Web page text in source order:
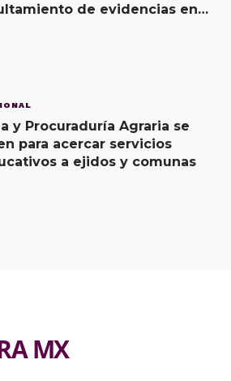
de evidencias en
y Procuraduría Agraria se
para acercar servicios
a ejidos y comunas
MX